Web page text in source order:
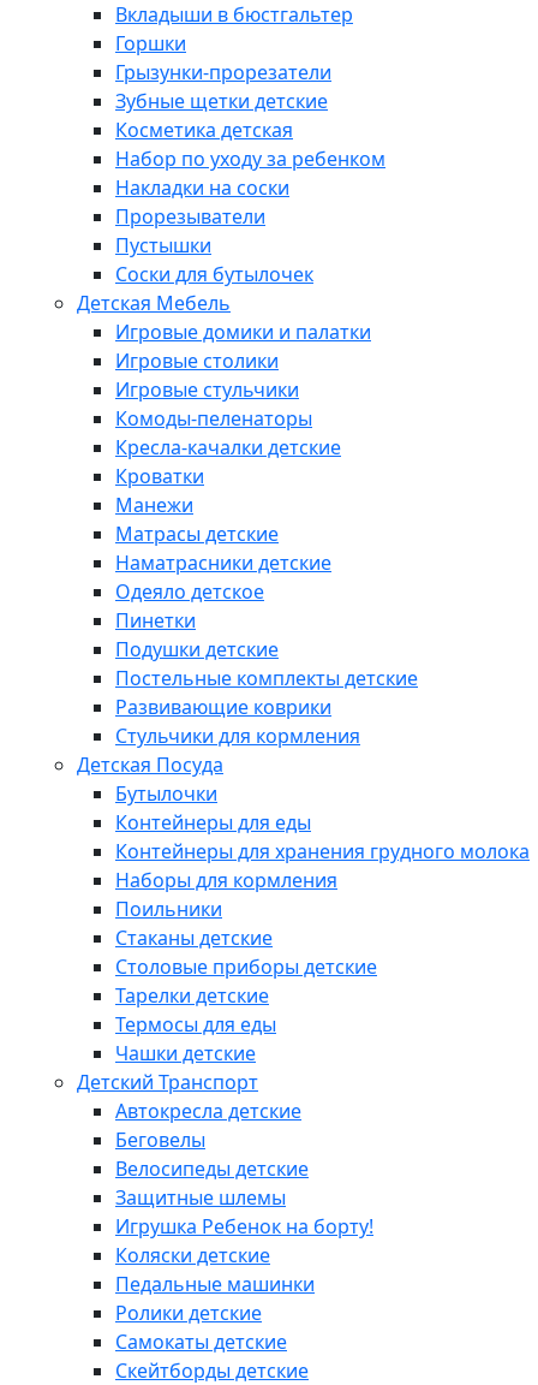
Вкладыши в бюстгальтер
Горшки
Грызунки-прорезатели
Зубные щетки детские
Косметика детская
Набор по уходу за ребенком
Накладки на соски
Прорезыватели
Пустышки
Соски для бутылочек
Детская Мебель
Игровые домики и палатки
Игровые столики
Игровые стульчики
Комоды-пеленаторы
Кресла-качалки детские
Кроватки
Манежи
Матрасы детские
Наматрасники детские
Одеяло детское
Пинетки
Подушки детские
Постельные комплекты детские
Развивающие коврики
Стульчики для кормления
Детская Посуда
Бутылочки
Контейнеры для еды
Контейнеры для хранения грудного молока
Наборы для кормления
Поильники
Стаканы детские
Столовые приборы детские
Тарелки детские
Термосы для еды
Чашки детские
Детский Транспорт
Автокресла детские
Беговелы
Велосипеды детские
Защитные шлемы
Игрушка Ребенок на борту!
Коляски детские
Педальные машинки
Ролики детские
Самокаты детские
Скейтборды детские